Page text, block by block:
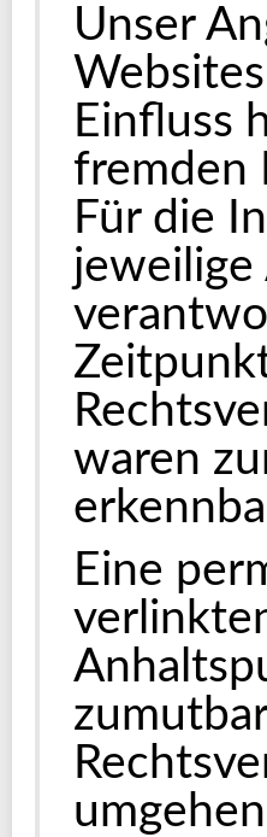
Unser
Einfluss
fremden
Für die
jeweilige
waren
Eine